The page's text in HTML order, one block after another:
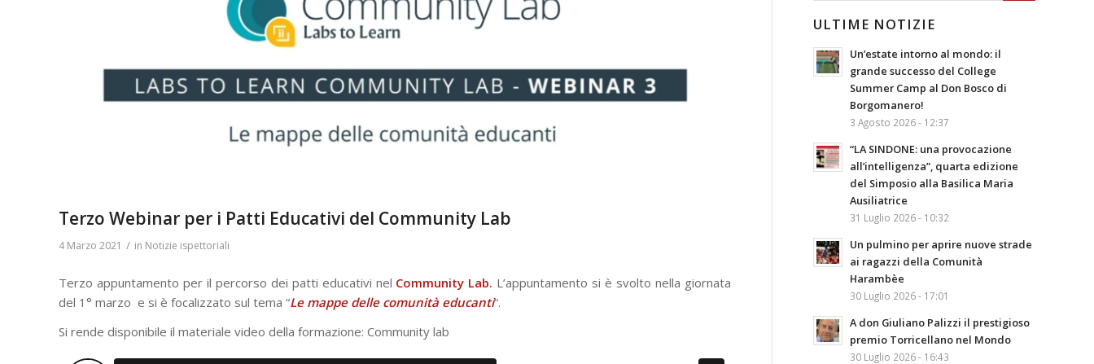
Terzo Webinar per i Patti Educativi del Community Lab
4 Marzo 2021 / in Notizie ispettoriali
Terzo appuntamento per il percorso dei patti educativi nel Community Lab. L’appuntamento si è svolto nella giornata
del 1° marzo e si è focalizzato sul tema “Le mappe delle comunità educanti“.
Si rende disponibile il materiale video della formazione: Community lab
ULTIME NOTIZIE
Un’estate intorno al mondo: il
grande successo del College
Summer Camp al Don Bosco di
Borgomanero!
3 Agosto 2026 - 12:37
“LA SINDONE: una provocazione
all’intelligenza”, quarta edizione
del Simposio alla Basilica Maria
Ausiliatrice
31 Luglio 2026 - 10:32
Un pulmino per aprire nuove strade
ai ragazzi della Comunità
Harambèe
30 Luglio 2026 - 17:01
A don Giuliano Palizzi il prestigioso
premio Torricellano nel Mondo
30 Luglio 2026 - 16:43